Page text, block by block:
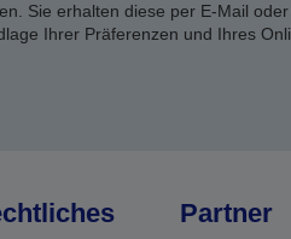
Sie erhalten diese per E-Mail
Ihrer Präferenzen und Ihres
Partner